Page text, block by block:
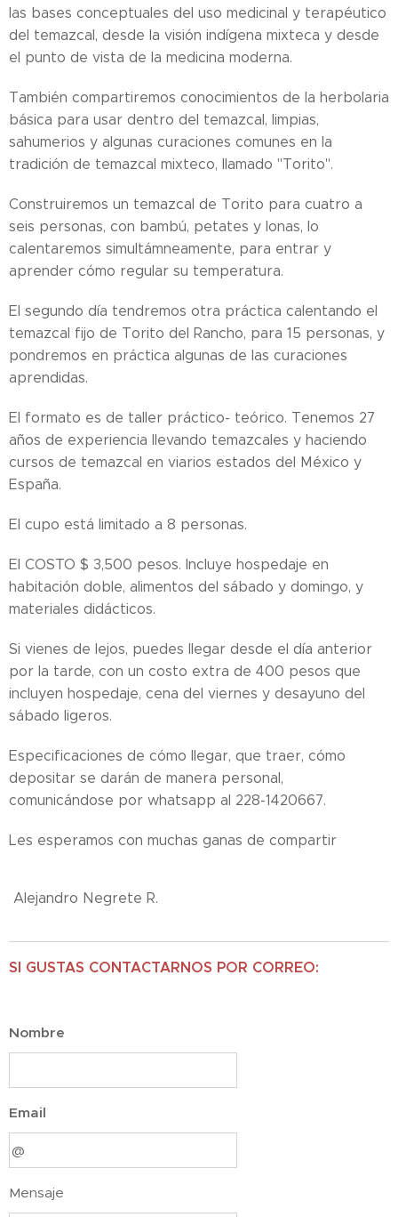
las bases conceptuales del uso medicinal y terapéutico
del temazcal, desde la visión indígena mixteca y desde
el punto de vista de la medicina moderna.
También compartiremos conocimientos de la herbolaria
básica para usar dentro del temazcal, limpias,
sahumerios y algunas curaciones comunes en la
tradición de temazcal mixteco, llamado "Torito".
Construiremos un temazcal de Torito para cuatro a
seis personas, con bambú, petates y lonas, lo
calentaremos simultámneamente, para entrar y
aprender cómo regular su temperatura.
El segundo día tendremos otra práctica calentando el
temazcal fijo de Torito del Rancho, para 15 personas, y
pondremos en práctica algunas de las curaciones
aprendidas.
El formato es de taller práctico- teórico. Tenemos 27
años de experiencia llevando temazcales y haciendo
cursos de temazcal en viarios estados del México y
España.
El cupo está limitado a 8 personas.
El COSTO $ 3,500 pesos. Incluye hospedaje en
habitación doble, alimentos del sábado y domingo, y
materiales didácticos.
Si vienes de lejos, puedes llegar desde el día anterior
por la tarde, con un costo extra de 400 pesos que
incluyen hospedaje, cena del viernes y desayuno del
sábado ligeros.
Especificaciones de cómo llegar, que traer, cómo
depositar se darán de manera personal,
comunicándose por whatsapp al 228-1420667.
Les esperamos con muchas ganas de compartir
Alejandro Negrete R.
SI GUSTAS CONTACTARNOS POR CORREO:
Nombre
Email
Mensaje